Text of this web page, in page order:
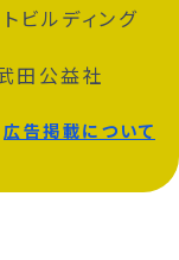
広告掲載について